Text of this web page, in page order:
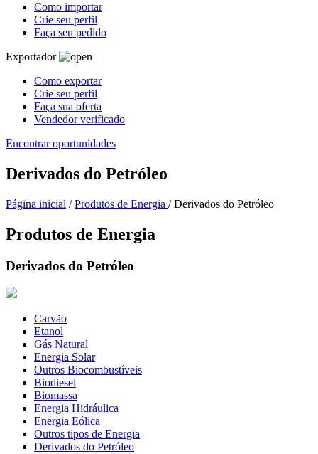
Como importar
Crie seu perfil
Faça seu pedido
Exportador
Como exportar
Crie seu perfil
Faça sua oferta
Vendedor verificado
Encontrar oportunidades
Derivados do Petróleo
Página inicial /Produtos de Energia / Derivados do Petróleo
Produtos de Energia
Derivados do Petróleo
Carvão
Etanol
Gás Natural
Energia Solar
Outros Biocombustíveis
Biodiesel
Biomassa
Energia Hidráulica
Energia Eólica
Outros tipos de Energia
Derivados do Petróleo